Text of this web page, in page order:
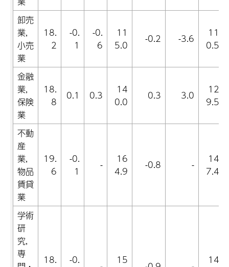
卸売
業,
小売
業
18.
2
-0.
1
-0.
6
11
5.0
-0.2 -3.6
11
0.5
金融
業,
保険
業
18.
8
0.1 0.3
14
0.0
0.3 3.0
12
9.5
不動
産
業,
物品
賃貸
業
19.
6
-0.
1
-
16
4.9
-0.8 -
14
7.4
学術
研
究,
専
18.
-0.
15
14